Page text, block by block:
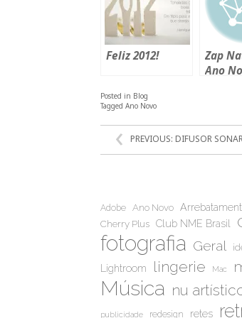
Feliz 2012!
Zap
Ano
Posted in Blog
Tagged Ano Novo
POST
PREVIOUS: DIFUSOR
Adobe Ano Novo
Cherry Plus Club NME Brasil
fotografia Geral
Lightroom
lingerie Mac
Música nu
publicidade redesign retes